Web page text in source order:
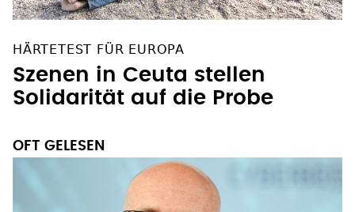
HÄRTETEST FÜR EUROPA
Szenen in Ceuta stellen
Solidarität auf die Probe
OFT GELESEN